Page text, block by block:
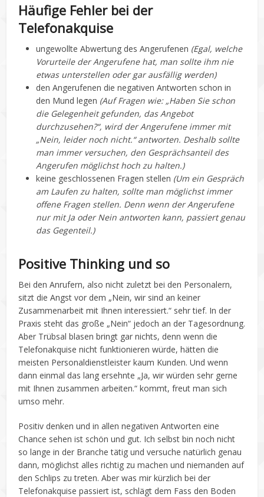
Häufige Fehler bei der
Telefonakquise
ungewollte Abwertung des Angerufenen (Egal, welche
Vorurteile der Angerufene hat, man sollte ihm nie
etwas unterstellen oder gar ausfällig werden)
den Angerufenen die negativen Antworten schon in
den Mund legen (Auf Fragen wie: „Haben Sie schon
die Gelegenheit gefunden, das Angebot
durchzusehen?“, wird der Angerufene immer mit
„Nein, leider noch nicht.“ antworten. Deshalb sollte
man immer versuchen, den Gesprächsanteil des
Angerufen möglichst hoch zu halten.)
keine geschlossenen Fragen stellen (Um ein Gespräch
am Laufen zu halten, sollte man möglichst immer
offene Fragen stellen. Denn wenn der Angerufene
nur mit Ja oder Nein antworten kann, passiert genau
das Gegenteil.)
Positive Thinking und so
Bei den Anrufern, also nicht zuletzt bei den Personalern,
sitzt die Angst vor dem „Nein, wir sind an keiner
Zusammenarbeit mit Ihnen interessiert.“ sehr tief. In der
Praxis steht das große „Nein“ jedoch an der Tagesordnung.
Aber Trübsal blasen bringt gar nichts, denn wenn die
Telefonakquise nicht funktionieren würde, hätten die
meisten Personaldienstleister kaum Kunden. Und wenn
dann einmal das lang ersehnte „Ja, wir würden sehr gerne
mit Ihnen zusammen arbeiten.“ kommt, freut man sich
umso mehr.
Positiv denken und in allen negativen Antworten eine
Chance sehen ist schön und gut. Ich selbst bin noch nicht
so lange in der Branche tätig und versuche natürlich genau
dann, möglichst alles richtig zu machen und niemanden auf
den Schlips zu treten. Aber was mir kürzlich bei der
Telefonakquise passiert ist, schlägt dem Fass den Boden